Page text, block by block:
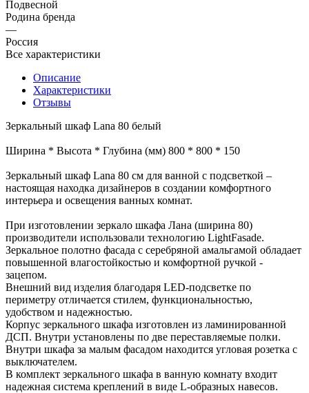
Подвесной
Родина бренда
—
Россия
Все характеристики
Описание
Характеристики
Отзывы
Зеркальный шкаф Lana 80 белый
Ширина * Высота * Глубина (мм) 800 * 800 * 150
Зеркальный шкаф Lana 80 см для ванной с подсветкой –
настоящая находка дизайнеров в создании комфортного
интерьера и освещения ванных комнат.
При изготовлении зеркало шкафа Лана (ширина 80)
производители использовали технологию LightFasade.
Зеркальное полотно фасада с серебряной амальгамой обладает
повышенной влагостойкостью и комфортной ручкой -
зацепом.
Внешний вид изделия благодаря LED-подсветке по
периметру отличается стилем, функциональностью,
удобством и надежностью.
Корпус зеркального шкафа изготовлен из ламинированной
ДСП. Внутри установлены по две переставляемые полки.
Внутри шкафа за малым фасадом находится угловая розетка с
выключателем.
В комплект зеркального шкафа в ванную комнату входит
надежная система креплений в виде L-образных навесов.